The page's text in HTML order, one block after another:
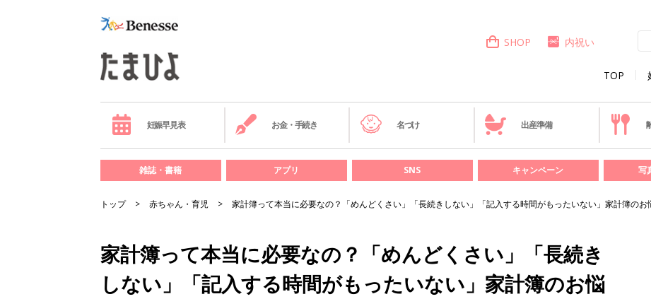
TOP
SHOP 内祝い
妊娠早見表 お金・手続き 名づけ 出産準備
雑誌・書籍 アプリ SNS キャンペーン 写
トップ 赤ちゃん・育児 家計簿って本当に必要なの？「めんどくさい」「長続きしない」「記入する時間がもったいない」家計簿のお
家計簿って本当に必要なの？「めんどくさい」「長続き
しない」「記入する時間がもったいない」家計簿のお悩